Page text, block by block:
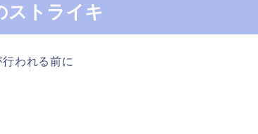
トライキ
われる前に